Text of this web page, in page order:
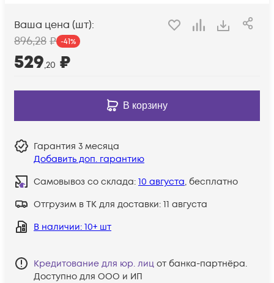
Ваша цена (шт):
896,28 ₽ -41%
529,20 ₽
В корзину
Гарантия 3 месяца
Добавить доп. гарантию
Самовывоз со склада: 10 августа, бесплатно
Отгрузим в ТК для доставки: 11 августа
В наличии: 10+ шт
Кредитование для юр. лиц от банка-партнёра.
Доступно для ООО и ИП